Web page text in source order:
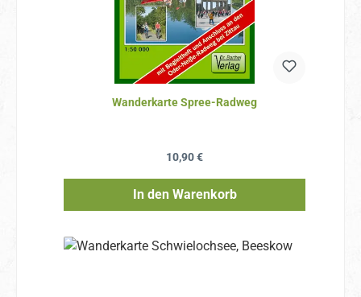
Wanderkarte Spree-Radweg
Regulärer Preis:
10,90 €
In den Warenkorb